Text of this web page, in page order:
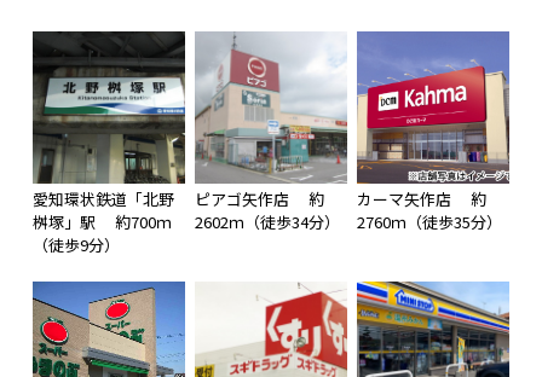
愛知環状鉄道「北野
桝塚」駅 約700ｍ
（徒歩9分）
ピアゴ矢作店 約
2602ｍ（徒歩34分）
カーマ矢作店 約
2760ｍ（徒歩35分）